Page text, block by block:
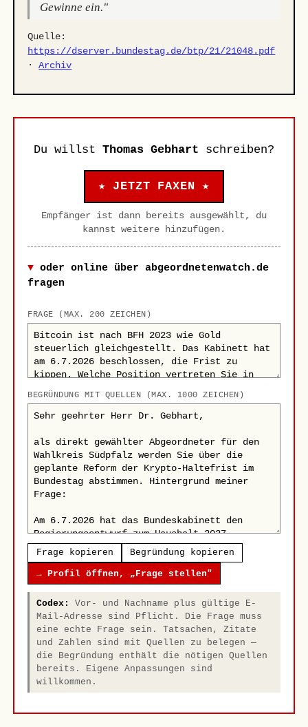
Gewinne ein."
Quelle:
https://dserver.bundestag.de/btp/21/21048.pdf
·Archiv
Du willst Thomas Gebhart schreiben?
★ JETZT FAXEN ★
Empfänger ist dann bereits ausgewählt, du
kannst weitere hinzufügen.
oder online über abgeordnetenwatch.de
fragen
FRAGE (MAX. 200 ZEICHEN)
BEGRÜNDUNG MIT QUELLEN (MAX. 1000 ZEICHEN)
Frage kopieren Begründung kopieren
→ Profil öffnen, „Frage stellen"
Codex:
Vor- und Nachname plus gültige E-
Mail-Adresse sind Pflicht. Die Frage muss
eine echte Frage sein. Tatsachen, Zitate
und Zahlen sind mit Quellen zu belegen —
die Begründung enthält die nötigen Quellen
bereits. Eigene Anpassungen sind
willkommen.